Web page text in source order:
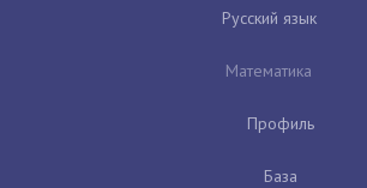
Русский язык
Математика
Профиль
База